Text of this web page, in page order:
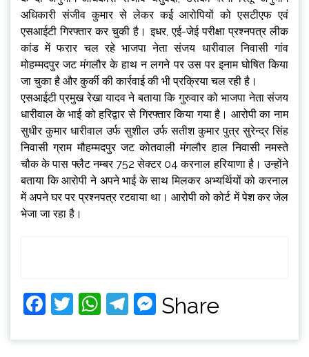
अधिकारी संजीव कुमार से लेकर कई आरोपियों को एसटीएफ एवं
एसआईटी गिरफ्तार कर चुकी है। इधर, एई-जेई परीक्षा प्रश्नपत्र लीक
कांड में फरार चल रहे भाजपा नेता संजय धारीवाल निवासी गांव
मोहम्मदपुर जट मंगलौर के हाथ न लगने पर उस पर इनाम घोषित किया
जा चुका है और कुर्की की कार्रवाई की भी प्रक्रिया चल रही है।
एसआईटी प्रमुख रेखा यादव ने बताया कि गुरुवार को भाजपा नेता संजय
धारीवाल के भाई को हरिद्वार से गिरफ्तार किया गया है। आरोपी का नाम
सुधीर कुमार धारीवाल उर्फ सुशील उर्फ सतीश कुमार पुत्र सुरेन्द्र सिंह
निवासी ग्राम मौहम्मदपुर जट कोतवाली मंगलौर हाल निवासी नमस्ते
चौक के पास फ्लैट नम्बर 752 सेक्टर 04 करनाल हरियाणा है। उन्होंने
बताया कि आरोपी ने अपने भाई के साथ मिलकर अभ्यर्थियों को करनाल
में अपने घर पर प्रश्नपत्र रटवाया था। आरोपी को कोर्ट में पेश कर जेल
भेजा जा रहा है।
Facebook
Twitter
WhatsApp
Telegram
Messenger
Share